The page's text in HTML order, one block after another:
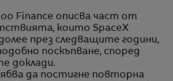
Finance описва част от
които SpaceX
през следващите години,
поскъпване, според
доклади.
да постигне повторна